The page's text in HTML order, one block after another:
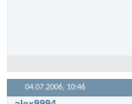
04.07.2006, 10:46